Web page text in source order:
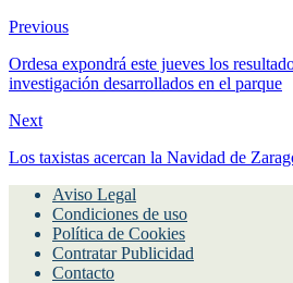
Previous
Ordesa expondrá este jueves los
investigación desarrollados en el parque
Next
Los taxistas acercan la Navidad de
Aviso Legal
Condiciones de uso
Política de Cookies
Contratar Publicidad
Contacto